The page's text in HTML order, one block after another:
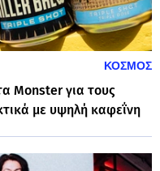
ΚΟΣΜΟΣ
Monster για τους
με υψηλή καφεΐνη